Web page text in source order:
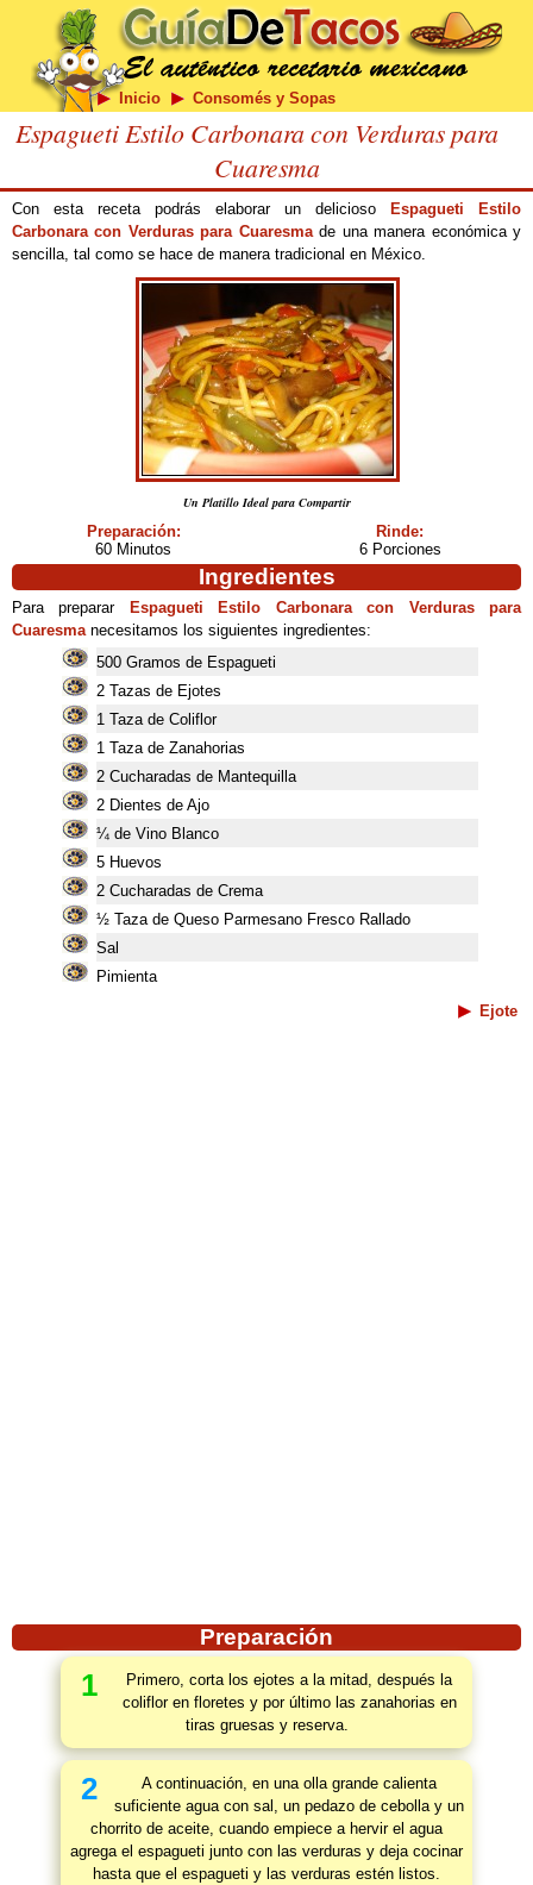
Inicio Consomés y Sopas
Espagueti Estilo Carbonara con Verduras para
Cuaresma
Con esta receta podrás elaborar un delicioso
Espagueti Estilo
Carbonara con Verduras para Cuaresmade una manera económica y
sencilla, tal como se hace de manera tradicional en México.
Un Platillo Ideal para Compartir
Preparación:
60 Minutos
Rinde:
6 Porciones
Ingredientes
Para preparar
Espagueti Estilo Carbonara con Verduras para
Cuaresmanecesitamos los siguientes ingredientes:
500 Gramos de Espagueti
2 Tazas de Ejotes
1 Taza de Coliflor
1 Taza de Zanahorias
2 Cucharadas de Mantequilla
2 Dientes de Ajo
¼ de Vino Blanco
5 Huevos
2 Cucharadas de Crema
½ Taza de Queso Parmesano Fresco Rallado
Sal
Pimienta
Ejote
Preparación
1
Primero, corta los ejotes a la mitad, después la
coliflor en floretes y por último las zanahorias en
tiras gruesas y reserva.
2
A continuación, en una olla grande calienta
suficiente agua con sal, un pedazo de cebolla y un
chorrito de aceite, cuando empiece a hervir el agua
agrega el espagueti junto con las verduras y deja cocinar
hasta que el espagueti y las verduras estén listos.